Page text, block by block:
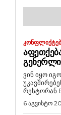
ვინ იყო
რესტორან
6 აგვისტო